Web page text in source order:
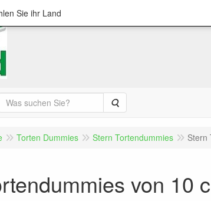
Suche
Torten Dummies Stern Tortendummies Stern
von 10
Sie ihr Land